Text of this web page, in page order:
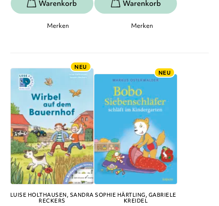
Merken Merken
NEU
LUISE HOLTHAUSEN SANDRA
RECKERS
NEU
SOPHIE HÄRTLING GABRIELE
KREIDEL